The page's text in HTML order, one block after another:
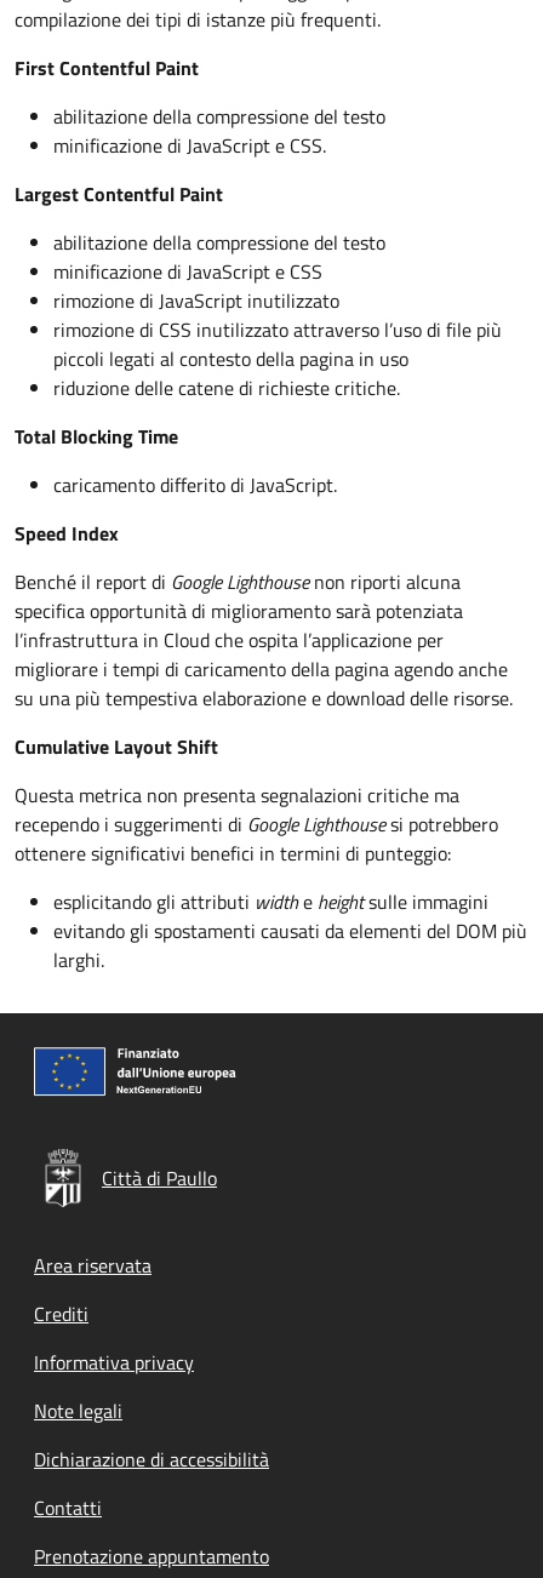
compilazione dei tipi di istanze più frequenti.
First Contentful Paint
abilitazione della compressione del testo
minificazione di JavaScript e CSS.
Largest Contentful Paint
abilitazione della compressione del testo
minificazione di JavaScript e CSS
rimozione di JavaScript inutilizzato
rimozione di CSS inutilizzato attraverso l’uso di file più
piccoli legati al contesto della pagina in uso
riduzione delle catene di richieste critiche.
Total Blocking Time
caricamento differito di JavaScript.
Speed Index
Benché il report di Google Lighthousenon riporti alcuna
specifica opportunità di miglioramento sarà potenziata
l’infrastruttura in Cloud che ospita l’applicazione per
migliorare i tempi di caricamento della pagina agendo anche
su una più tempestiva elaborazione e download delle risorse.
Cumulative Layout Shift
Questa metrica non presenta segnalazioni critiche ma
recependo i suggerimenti di Google Lighthousesi potrebbero
ottenere significativi benefici in termini di punteggio:
esplicitando gli attributi widthe heightsulle immagini
evitando gli spostamenti causati da elementi del DOM più
larghi.
Città di Paullo
Footer menu
Area riservata
Crediti
Informativa privacy
Note legali
Dichiarazione di accessibilità
Contatti
Prenotazione appuntamento